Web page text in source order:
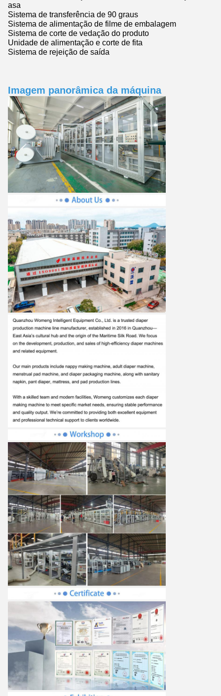
asa
Sistema de transferência de 90 graus
Sistema de alimentação de filme de embalagem
Sistema de corte de vedação do produto
Unidade de alimentação e corte de fita
Sistema de rejeição de saída
Imagem panorâmica da máquina